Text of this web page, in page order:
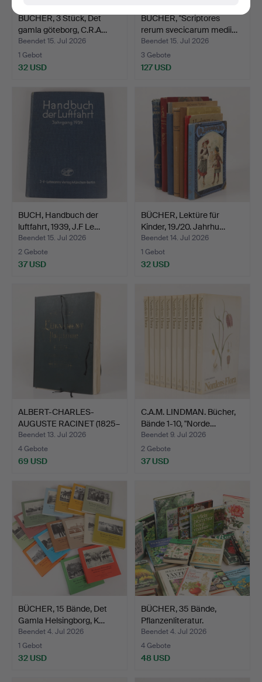
BÜCHER, 3 Stück, Det
gamla göteborg, C.R.A…
Beendet 15. Jul 2026
1 Gebot
32 USD
BÜCHER, "Scriptores
rerum svecicarum medii…
Beendet 15. Jul 2026
3 Gebote
127 USD
BUCH, Handbuch der
luftfahrt, 1939, J.F Le…
Beendet 15. Jul 2026
2 Gebote
37 USD
BÜCHER, Lektüre für
Kinder, 19./20. Jahrhu…
Beendet 14. Jul 2026
1 Gebot
32 USD
ALBERT-CHARLES-
AUGUSTE RACINET (1825–
1893)…
Beendet 13. Jul 2026
4 Gebote
69 USD
C.A.M. LINDMAN. Bücher,
Bände 1-10, "Norde…
Beendet 9. Jul 2026
2 Gebote
37 USD
BÜCHER, 15 Bände, Det
Gamla Helsingborg, K…
Beendet 4. Jul 2026
1 Gebot
32 USD
BÜCHER, 35 Bände,
Pflanzenliteratur.
Beendet 4. Jul 2026
4 Gebote
48 USD